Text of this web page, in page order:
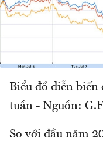
Biểu đồ diễn
tuần - Nguồn:
So với đầu năm